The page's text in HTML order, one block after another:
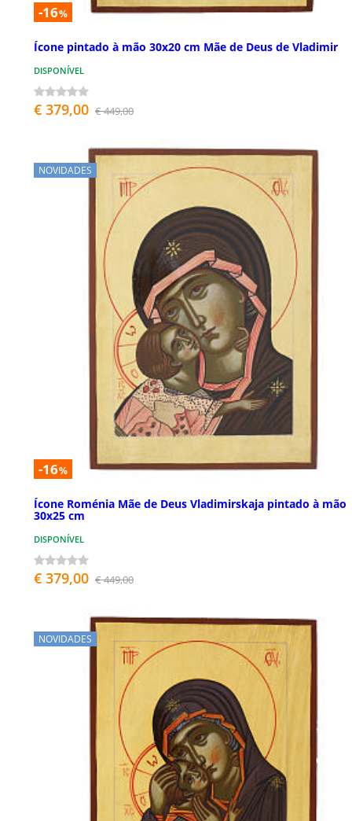
-16%
Ícone pintado à mão 30x20 cm Mãe de Deus de Vladimir
DISPONÍVEL
€ 379,00 € 449,00
NOVIDADES
-16%
Ícone Roménia Mãe de Deus Vladimirskaja pintado à mão
30x25 cm
DISPONÍVEL
€ 379,00 € 449,00
NOVIDADES